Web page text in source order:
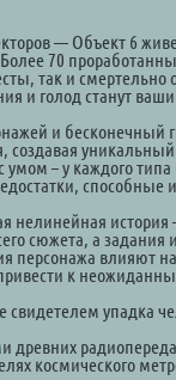
— Объект 6
70
так и смертельно
и голод станут
и бесконечный
создавая
умом – у каждого
способные
нелинейная история
сюжета, а задания
персонажа влияют
к
свидетелем упадка
древних
космического